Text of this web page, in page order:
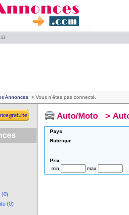
Annonces. > Vous n'êtes pas connecté.
(0)
(0)
Auto/Moto >
Pays
Rubrique
Prix
min
max